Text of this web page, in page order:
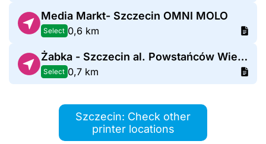
Media Markt- Szczecin OMNI MOLO
Select 0,6 km
Żabka - Szczecin al. Powstańców Wielkopolskich 78A
Select 0,7 km
Szczecin: Check other
printer locations